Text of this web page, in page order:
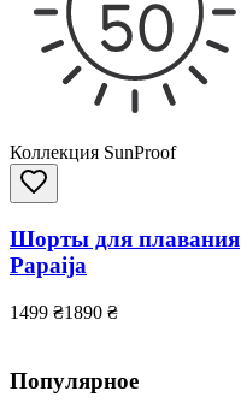
Коллекция SunProof
Шорты для плавания
Papaija
1499 ₴1890 ₴
Популярное